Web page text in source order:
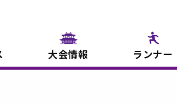
大会情報 ランナー